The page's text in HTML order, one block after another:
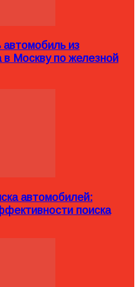
автомобиль из
в Москву по железной
автомобилей:
поиска